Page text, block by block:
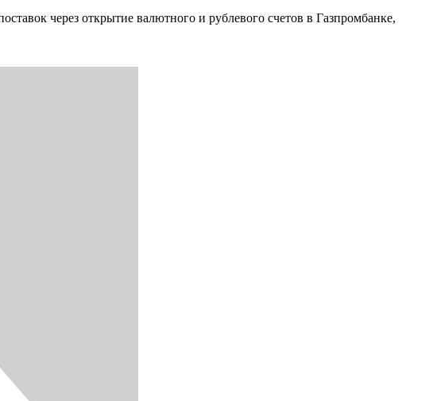
через открытие валютного и рублевого счетов в Газпромбанке,